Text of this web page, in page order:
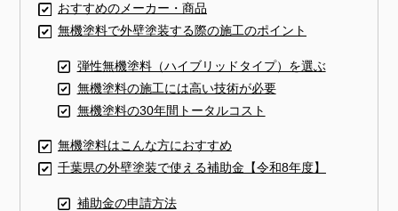
おすすめのメーカー・商品
無機塗料で外壁塗装する際の施工のポイント
弾性無機塗料（ハイブリッドタイプ）を選ぶ
無機塗料の施工には高い技術が必要
無機塗料の30年間トータルコスト
無機塗料はこんな方におすすめ
千葉県の外壁塗装で使える補助金【令和8年度】
補助金の申請方法